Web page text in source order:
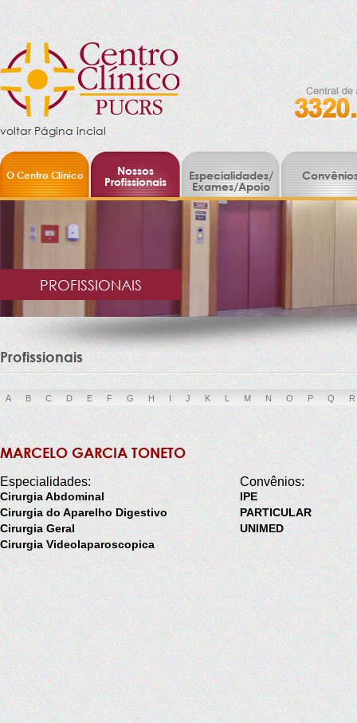
voltar Página incial
O Centro Clínico
Nossos
Profissionais
Especialidades/
Exames/Apoio
PROFISSIONAIS
Profissionais
A B C D E F G H I J K L M N O P Q R
MARCELO GARCIA TONETO
Especialidades:
Cirurgia Abdominal
Cirurgia do Aparelho Digestivo
Cirurgia Geral
Cirurgia Videolaparoscopica
Convênios:
IPE
PARTICULAR
UNIMED